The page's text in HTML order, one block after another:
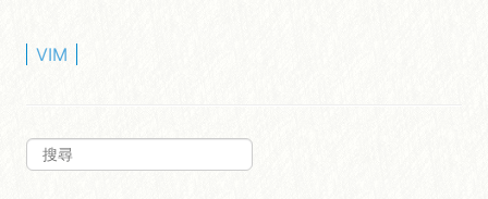
VIM